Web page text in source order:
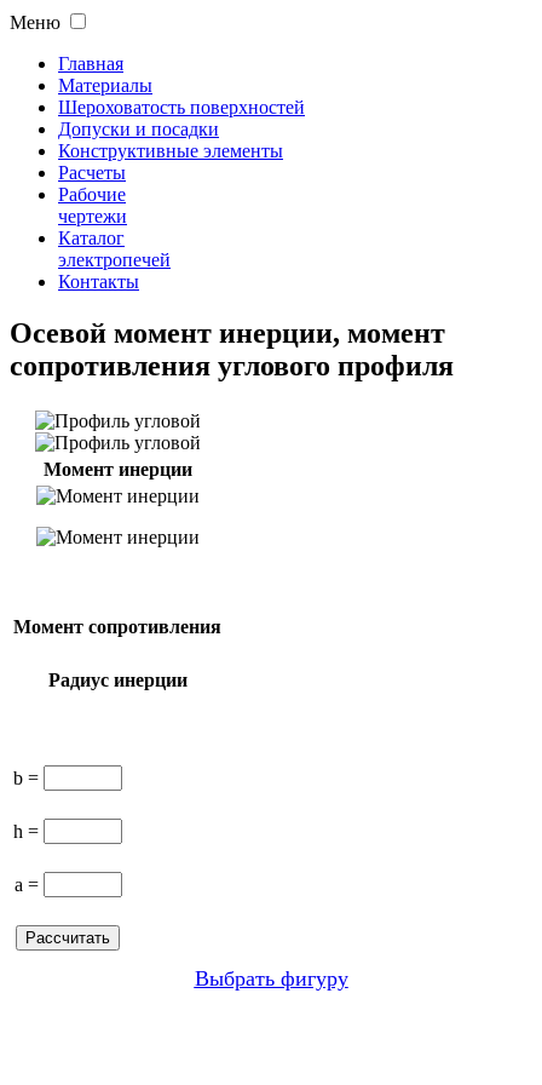
Меню
Главная
Материалы
Шероховатость поверхностей
Допуски и посадки
Конструктивные элементы
Расчеты
Рабочие
чертежи
Каталог
электропечей
Контакты
Осевой момент инерции, момент
сопротивления углового профиля
Момент инерции
Момент сопротивления
Радиус инерции
b =
h =
a =
Выбрать фигуру